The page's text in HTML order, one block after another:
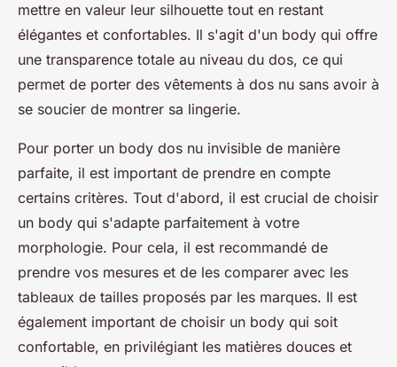
mettre en valeur leur silhouette tout en restant
élégantes et confortables. Il s'agit d'un body qui offre
une transparence totale au niveau du dos, ce qui
permet de porter des vêtements à dos nu sans avoir à
se soucier de montrer sa lingerie.
Pour porter un body dos nu invisible de manière
parfaite, il est important de prendre en compte
certains critères. Tout d'abord, il est crucial de choisir
un body qui s'adapte parfaitement à votre
morphologie. Pour cela, il est recommandé de
prendre vos mesures et de les comparer avec les
tableaux de tailles proposés par les marques. Il est
également important de choisir un body qui soit
confortable, en privilégiant les matières douces et